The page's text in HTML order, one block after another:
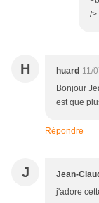
/>
H huard 11/
Bonjour
est que
Répondre
J Jean-
j'adore